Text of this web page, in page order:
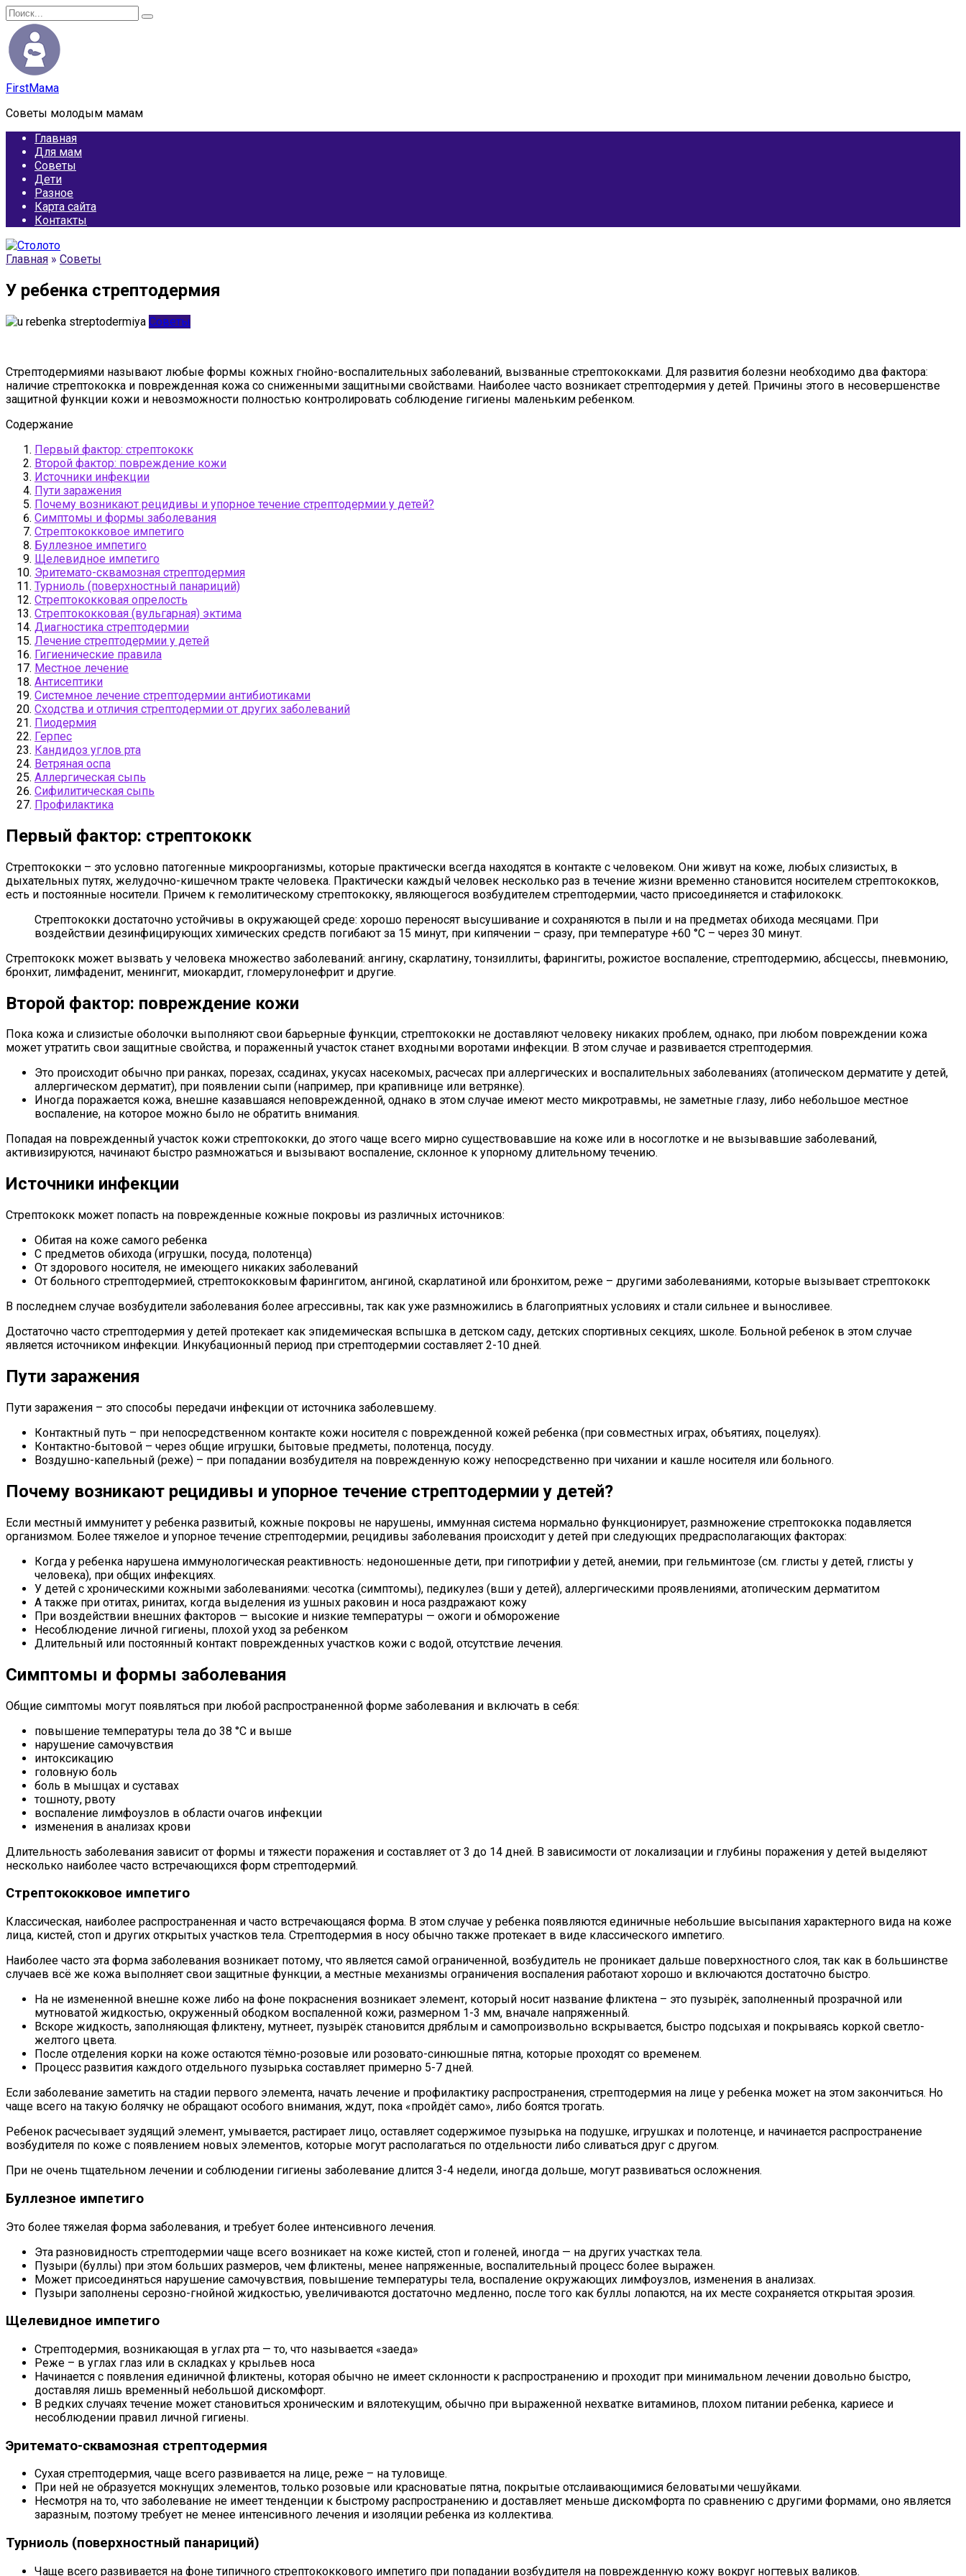
Перейти
к
содержанию
Search
for:
FirstМама
Советы молодым мамам
Главная
Для мам
Советы
Дети
Разное
Карта сайта
Контакты
Главная » Советы
У ребенка стрептодермия
Советы
Стрептодермиями называют любые формы кожных гнойно-воспалительных заболеваний, вызванные стрептококками. Для развития болезни необходимо два фактора:
наличие стрептококка и поврежденная кожа со сниженными защитными свойствами. Наиболее часто возникает стрептодермия у детей. Причины этого в несовершенстве
защитной функции кожи и невозможности полностью контролировать соблюдение гигиены маленьким ребенком.
Содержание
Первый фактор: стрептококк
Второй фактор: повреждение кожи
Источники инфекции
Пути заражения
Почему возникают рецидивы и упорное течение стрептодермии у детей?
Симптомы и формы заболевания
Стрептококковое импетиго
Буллезное импетиго
Щелевидное импетиго
Эритемато-сквамозная стрептодермия
Турниоль (поверхностный панариций)
Стрептококковая опрелость
Стрептококковая (вульгарная) эктима
Диагностика стрептодермии
Лечение стрептодермии у детей
Гигиенические правила
Местное лечение
Антисептики
Системное лечение стрептодермии антибиотиками
Сходства и отличия стрептодермии от других заболеваний
Пиодермия
Герпес
Кандидоз углов рта
Ветряная оспа
Аллергическая сыпь
Сифилитическая сыпь
Профилактика
Первый фактор: стрептококк
Стрептококки – это условно патогенные микроорганизмы, которые практически всегда находятся в контакте с человеком. Они живут на коже, любых слизистых, в
дыхательных путях, желудочно-кишечном тракте человека. Практически каждый человек несколько раз в течение жизни временно становится носителем стрептококков,
есть и постоянные носители. Причем к гемолитическому стрептококку, являющегося возбудителем стрептодермии, часто присоединяется и стафилококк.
Стрептококки достаточно устойчивы в окружающей среде: хорошо переносят высушивание и сохраняются в пыли и на предметах обихода месяцами. При
воздействии дезинфицирующих химических средств погибают за 15 минут, при кипячении – сразу, при температуре +60 °С – через 30 минут.
Стрептококк может вызвать у человека множество заболеваний: ангину, скарлатину, тонзиллиты, фарингиты, рожистое воспаление, стрептодермию, абсцессы, пневмонию,
бронхит, лимфаденит, менингит, миокардит, гломерулонефрит и другие.
Второй фактор: повреждение кожи
Пока кожа и слизистые оболочки выполняют свои барьерные функции, стрептококки не доставляют человеку никаких проблем, однако, при любом повреждении кожа
может утратить свои защитные свойства, и пораженный участок станет входными воротами инфекции. В этом случае и развивается стрептодермия.
Это происходит обычно при ранках, порезах, ссадинах, укусах насекомых, расчесах при аллергических и воспалительных заболеваниях (атопическом дерматите у детей,
аллергическом дерматит), при появлении сыпи (например, при крапивнице или ветрянке).
Иногда поражается кожа, внешне казавшаяся неповрежденной, однако в этом случае имеют место микротравмы, не заметные глазу, либо небольшое местное
воспаление, на которое можно было не обратить внимания.
Попадая на поврежденный участок кожи стрептококки, до этого чаще всего мирно существовавшие на коже или в носоглотке и не вызывавшие заболеваний,
активизируются, начинают быстро размножаться и вызывают воспаление, склонное к упорному длительному течению.
Источники инфекции
Стрептококк может попасть на поврежденные кожные покровы из различных источников:
Обитая на коже самого ребенка
С предметов обихода (игрушки, посуда, полотенца)
От здорового носителя, не имеющего никаких заболеваний
От больного стрептодермией, стрептококковым фарингитом, ангиной, скарлатиной или бронхитом, реже – другими заболеваниями, которые вызывает стрептококк
В последнем случае возбудители заболевания более агрессивны, так как уже размножились в благоприятных условиях и стали сильнее и выносливее.
Достаточно часто стрептодермия у детей протекает как эпидемическая вспышка в детском саду, детских спортивных секциях, школе. Больной ребенок в этом случае
является источником инфекции. Инкубационный период при стрептодермии составляет 2-10 дней.
Пути заражения
Пути заражения – это способы передачи инфекции от источника заболевшему.
Контактный путь – при непосредственном контакте кожи носителя с поврежденной кожей ребенка (при совместных играх, объятиях, поцелуях).
Контактно-бытовой – через общие игрушки, бытовые предметы, полотенца, посуду.
Воздушно-капельный (реже) – при попадании возбудителя на поврежденную кожу непосредственно при чихании и кашле носителя или больного.
Почему возникают рецидивы и упорное течение стрептодермии у детей?
Если местный иммунитет у ребенка развитый, кожные покровы не нарушены, иммунная система нормально функционирует, размножение стрептококка подавляется
организмом. Более тяжелое и упорное течение стрептодермии, рецидивы заболевания происходит у детей при следующих предрасполагающих факторах:
Когда у ребенка нарушена иммунологическая реактивность: недоношенные дети, при гипотрифии у детей, анемии, при гельминтозе (см. глисты у детей, глисты у
человека), при общих инфекциях.
У детей с хроническими кожными заболеваниями: чесотка (симптомы), педикулез (вши у детей), аллергическими проявлениями, атопическим дерматитом
А также при отитах, ринитах, когда выделения из ушных раковин и носа раздражают кожу
При воздействии внешних факторов — высокие и низкие температуры — ожоги и обморожение
Несоблюдение личной гигиены, плохой уход за ребенком
Длительный или постоянный контакт поврежденных участков кожи с водой, отсутствие лечения.
Симптомы и формы заболевания
Общие симптомы могут появляться при любой распространенной форме заболевания и включать в себя:
повышение температуры тела до 38 °С и выше
нарушение самочувствия
интоксикацию
головную боль
боль в мышцах и суставах
тошноту, рвоту
воспаление лимфоузлов в области очагов инфекции
изменения в анализах крови
Длительность заболевания зависит от формы и тяжести поражения и составляет от 3 до 14 дней. В зависимости от локализации и глубины поражения у детей выделяют
несколько наиболее часто встречающихся форм стрептодермий.
Стрептококковое импетиго
Классическая, наиболее распространенная и часто встречающаяся форма. В этом случае у ребенка появляются единичные небольшие высыпания характерного вида на коже
лица, кистей, стоп и других открытых участков тела. Стрептодермия в носу обычно также протекает в виде классического импетиго.
Наиболее часто эта форма заболевания возникает потому, что является самой ограниченной, возбудитель не проникает дальше поверхностного слоя, так как в большинстве
случаев всё же кожа выполняет свои защитные функции, а местные механизмы ограничения воспаления работают хорошо и включаются достаточно быстро.
На не измененной внешне коже либо на фоне покраснения возникает элемент, который носит название фликтена – это пузырёк, заполненный прозрачной или
мутноватой жидкостью, окруженный ободком воспаленной кожи, размерном 1-3 мм, вначале напряженный.
Вскоре жидкость, заполняющая фликтену, мутнеет, пузырёк становится дряблым и самопроизвольно вскрывается, быстро подсыхая и покрываясь коркой светло-
желтого цвета.
После отделения корки на коже остаются тёмно-розовые или розовато-синюшные пятна, которые проходят со временем.
Процесс развития каждого отдельного пузырька составляет примерно 5-7 дней.
Если заболевание заметить на стадии первого элемента, начать лечение и профилактику распространения, стрептодермия на лице у ребенка может на этом закончиться. Но
чаще всего на такую болячку не обращают особого внимания, ждут, пока «пройдёт само», либо боятся трогать.
Ребенок расчесывает зудящий элемент, умывается, растирает лицо, оставляет содержимое пузырька на подушке, игрушках и полотенце, и начинается распространение
возбудителя по коже с появлением новых элементов, которые могут располагаться по отдельности либо сливаться друг с другом.
При не очень тщательном лечении и соблюдении гигиены заболевание длится 3-4 недели, иногда дольше, могут развиваться осложнения.
Буллезное импетиго
Это более тяжелая форма заболевания, и требует более интенсивного лечения.
Эта разновидность стрептодермии чаще всего возникает на коже кистей, стоп и голеней, иногда — на других участках тела.
Пузыри (буллы) при этом больших размеров, чем фликтены, менее напряженные, воспалительный процесс более выражен.
Может присоединяться нарушение самочувствия, повышение температуры тела, воспаление окружающих лимфоузлов, изменения в анализах.
Пузыри заполнены серозно-гнойной жидкостью, увеличиваются достаточно медленно, после того как буллы лопаются, на их месте сохраняется открытая эрозия.
Щелевидное импетиго
Стрептодермия, возникающая в углах рта — то, что называется «заеда»
Реже – в углах глаз или в складках у крыльев носа
Начинается с появления единичной фликтены, которая обычно не имеет склонности к распространению и проходит при минимальном лечении довольно быстро,
доставляя лишь временный небольшой дискомфорт.
В редких случаях течение может становиться хроническим и вялотекущим, обычно при выраженной нехватке витаминов, плохом питании ребенка, кариесе и
несоблюдении правил личной гигиены.
Эритемато-сквамозная стрептодермия
Сухая стрептодермия, чаще всего развивается на лице, реже – на туловище.
При ней не образуется мокнущих элементов, только розовые или красноватые пятна, покрытые отслаивающимися беловатыми чешуйками.
Несмотря на то, что заболевание не имеет тенденции к быстрому распространению и доставляет меньше дискомфорта по сравнению с другими формами, оно является
заразным, поэтому требует не менее интенсивного лечения и изоляции ребенка из коллектива.
Турниоль (поверхностный панариций)
Чаще всего развивается на фоне типичного стрептококкового импетиго при попадании возбудителя на поврежденную кожу вокруг ногтевых валиков.